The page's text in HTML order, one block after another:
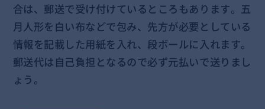
合は、郵送で受け付けているところもあります。五
月人形を白い布などで包み、先方が必要としている
情報を記載した用紙を入れ、段ボールに入れます。
郵送代は自己負担となるので必ず元払いで送りまし
ょう。